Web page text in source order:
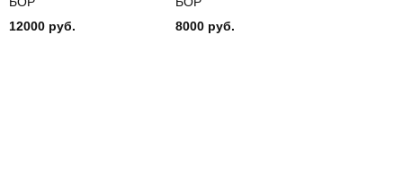
12000 руб.
8000 руб.